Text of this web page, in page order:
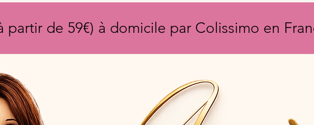
partir de 59€) à domicile par Colissimo en